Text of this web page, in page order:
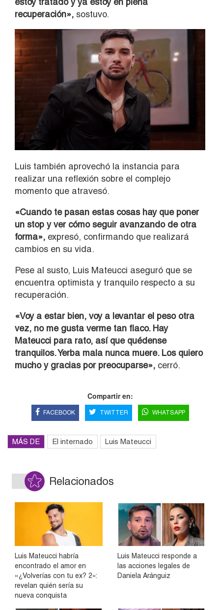
recuperación», sostuvo.
Luis también aprovechó la instancia para
realizar una reflexión sobre el complejo
momento que atravesó.
«Cuando te pasan estas cosas hay que poner
un stop y ver cómo seguir avanzando de otra
forma», expresó, confirmando que realizará
cambios en su vida.
Pese al susto, Luis Mateucci aseguró que se
encuentra optimista y tranquilo respecto a su
recuperación.
«Voy a estar bien, voy a levantar el peso otra
vez, no me gusta verme tan flaco. Hay
Mateucci para rato, así que quédense
tranquilos. Yerba mala nunca muere. Los quiero
mucho y gracias por preocuparse», cerró.
Compartir en:
FACEBOOK TWITTER WHATSAPP
MÁS DE El internado Luis Mateucci
Relacionados
Luis Mateucci habría
encontrado el amor en
«¿Volverías con tu ex? 2»:
revelan quién sería su
nueva conquista
Luis Mateucci responde a
las acciones legales de
Daniela Aránguiz